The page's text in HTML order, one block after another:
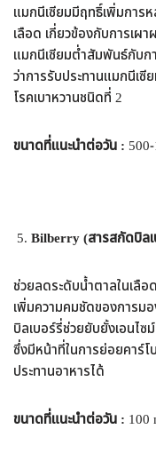
แมกนีเซียมมีฤทธิ์เพิ่มการ
เลือด เกี่ยวข้องกับการเผ
แมกนีเซียมต่ำสัมพันธ์กับก
ว่าการรับประทานแมกนีเซี
โรคเบาหวานชนิดที่ 2
ขนาดที่แนะนำต่อวัน :
Bilberry (สารสกัดบิล
ช่วยลดระดับน้ำตาลในเลือ
เพิ่มความคมชัดของการม
บิลเบอร์รี่ช่วยยับยั้งเอนไซ
ซึ่งมีหน้าที่ในการย่อยคาร์
ประทานอาหารได้
ขนาดที่แนะนำต่อวัน : 100